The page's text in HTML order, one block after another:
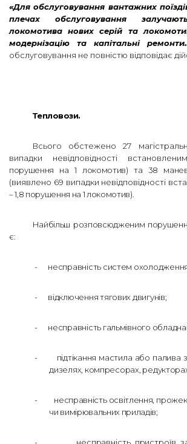
«Для обслуговування вантажних
плечах обслуговування
локомотива нових серій та
модернізацію та капітальні
обслуговування не повністю відповідає
Тепловози.
Всього обстежено 27
випадки невідповідності
порушення на 1 локомотив) та 38
(виявлено 69 випадки невідповідності
– 1,8 порушення на 1 локомотив).
Найбільш розповсюдженим
є:
- несправність систем
- відключення тягових двигунів;
- несправність гальмівного
-
підтікання мастила або палива
дизелях, компресорах,
-
несправність освітлення,
чи вимірювальних приладів;